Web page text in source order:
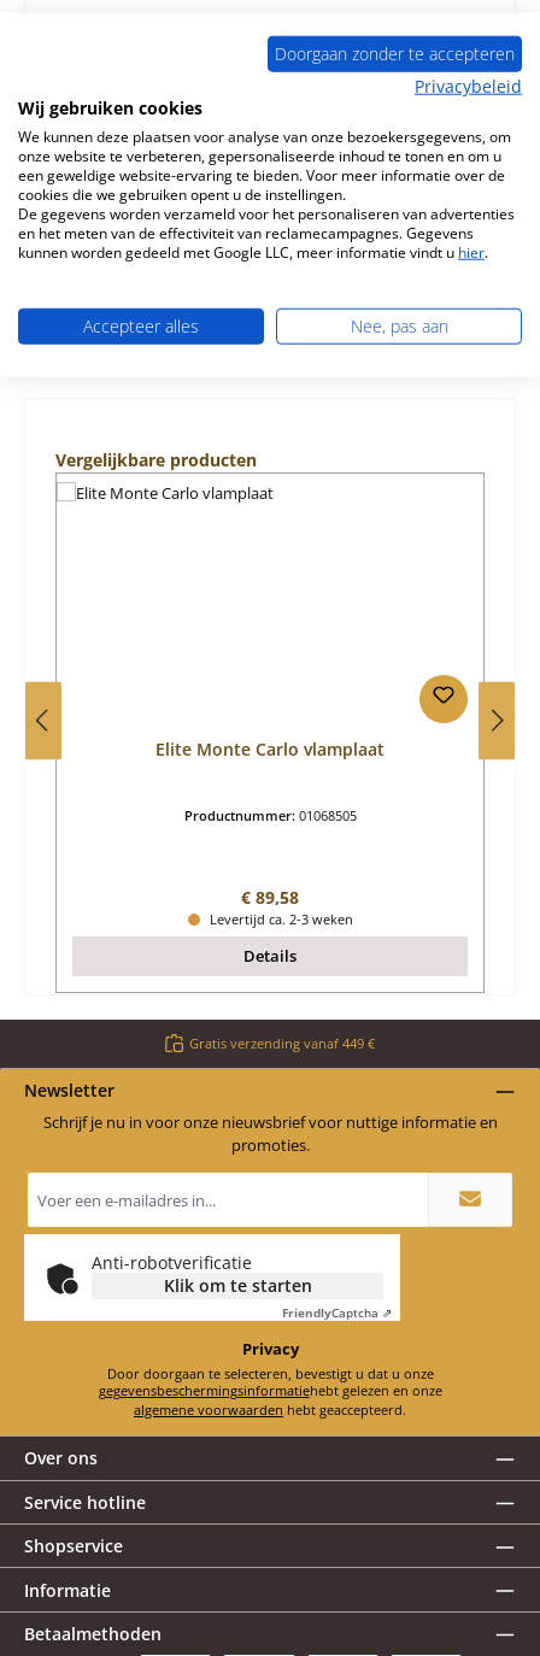
Beschrijving
Origineel Zijsteen rechts voorkant voor de Houtkachel
Elite Monte Carlo K5452 Elite Monte Carlo K5452 Zijsteen
rechts voorka…Meer
Eigenschappen
Productgalerij overslaan
Vergelijkbare producten
Elite Monte Carlo vlamplaat
Productnummer: 01068505
Normale prijs:
€ 89,58
Levertijd ca. 2-3 weken
Details
Gratis verzending vanaf 449 €
Newsletter
Schrijf je nu in voor onze nieuwsbrief voor nuttige informatie en
promoties.
mailadres
*
Anti-robotverificatie
Klik om te starten
FriendlyCaptcha ⇗
Privacy
Door doorgaan te selecteren, bevestigt u dat u onze
gegevensbeschermingsinformatie
hebt gelezen en onze
algemene voorwaarden hebt geaccepteerd.
Over ons
Service hotline
Shopservice
Informatie
Betaalmethoden
Doorgaan zonder te accepteren
Privacybeleid
Wij gebruiken cookies
We kunnen deze plaatsen voor analyse van onze bezoekersgegevens, om
onze website te verbeteren, gepersonaliseerde inhoud te tonen en om u
een geweldige website-ervaring te bieden. Voor meer informatie over de
cookies die we gebruiken opent u de instellingen.
De gegevens worden verzameld voor het personaliseren van advertenties
en het meten van de effectiviteit van reclamecampagnes. Gegevens
kunnen worden gedeeld met Google LLC, meer informatie vindt u hier.
Accepteer alles Nee, pas aan